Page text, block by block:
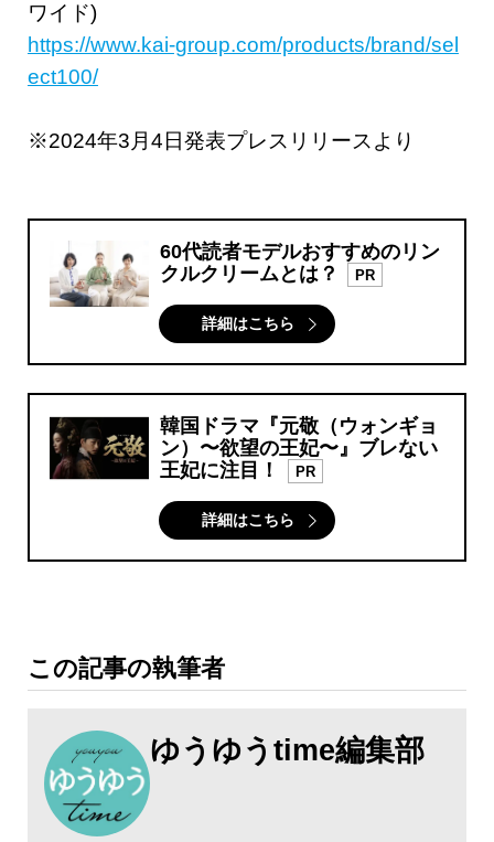
ワイド)
https://www.kai-group.com/products/brand/sel
ect100/
※2024年3月4日発表プレスリリースより
60代読者モデルおすすめのリン
クルクリームとは？
PR
詳細はこちら
韓国ドラマ『元敬（ウォンギョ
ン）〜欲望の王妃〜』ブレない
王妃に注目！
PR
詳細はこちら
この記事の執筆者
ゆうゆうtime編集部